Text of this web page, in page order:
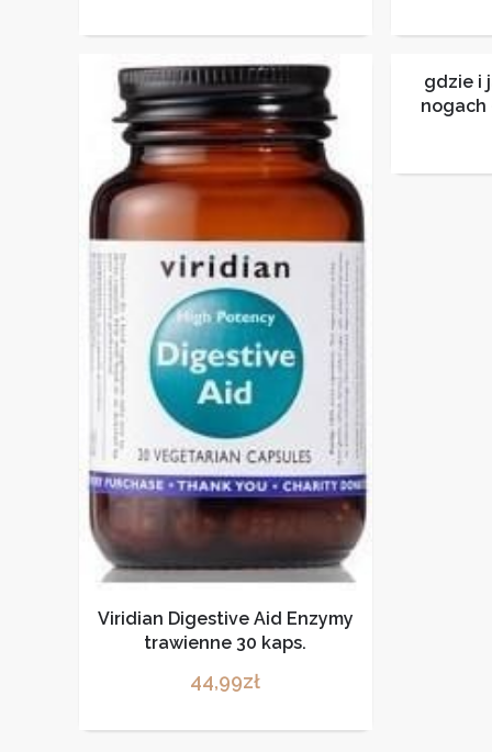
Viridian Digestive Aid Enzymy
trawienne 30 kaps.
44,99zł
gdzie i
nogach